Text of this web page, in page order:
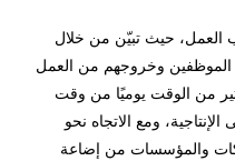
العمل، حيث تبيّن من خلال
وخروجهم من العمل
من الوقت يوميًا من وقت
ومع الاتجاه نحو
والمؤسسات من إضاعة